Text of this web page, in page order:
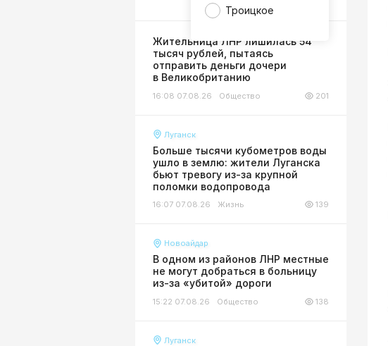
Троицкое
Жительница ЛНР лишилась 54
тысяч рублей, пытаясь
отправить деньги дочери
в Великобританию
16:08 07.08.26 Общество 201
Луганск
Больше тысячи кубометров воды
ушло в землю: жители Луганска
бьют тревогу из-за крупной
поломки водопровода
16:07 07.08.26 Жизнь 139
Новоайдар
В одном из районов ЛНР местные
не могут добраться в больницу
из-за «убитой» дороги
15:22 07.08.26 Общество 138
Луганск